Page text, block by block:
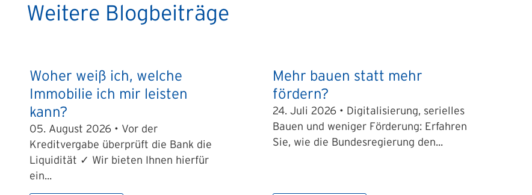
Weitere Blogbeiträge
Woher weiß ich, welche
Immobilie ich mir leisten
kann?
05. August 2026 • Vor der
Kreditvergabe überprüft die Bank die
Liquidität ✓ Wir bieten Ihnen hierfür
ein...
Mehr bauen statt mehr
fördern?
24. Juli 2026 • Digitalisierung, serielles
Bauen und weniger Förderung: Erfahren
Sie, wie die Bundesregierung den...